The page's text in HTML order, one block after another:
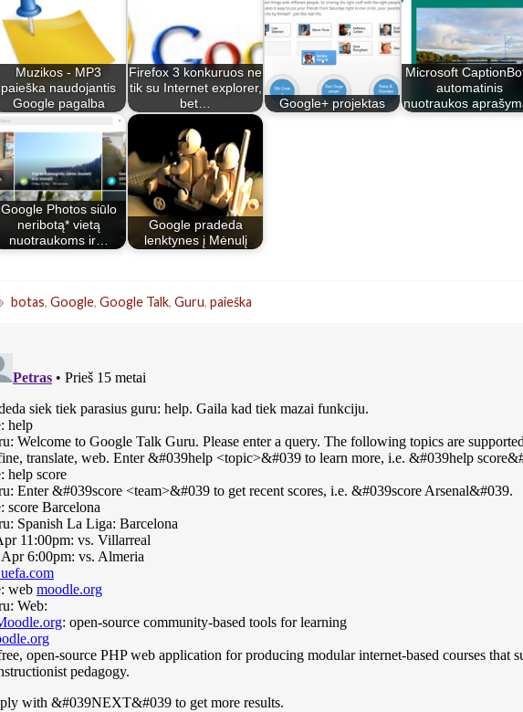
Muzikos - MP3
paieška naudojantis
Google pagalba
Firefox 3 konkuruos ne
tik su Internet explorer,
bet…
Google+ projektas
Microsoft
automatinis
nuotraukos
Google Photos siūlo
neribotą* vietą
nuotraukoms ir…
Google pradeda
lenktynes į Mėnulį
botas, Google, Google Talk, Guru, paieška